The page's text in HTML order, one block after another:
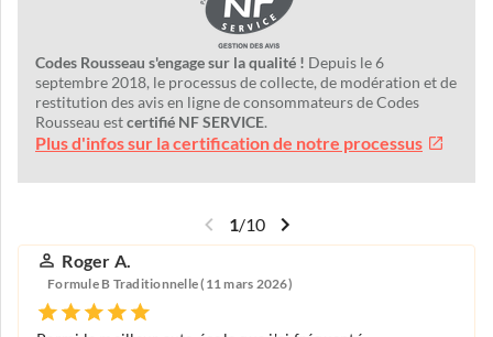
Codes Rousseau s'engage sur la qualité ! Depuis le 6
septembre 2018, le processus de collecte, de modération et de
restitution des avis en ligne de consommateurs de Codes
Rousseau estcertifié NF SERVICE.
Plus d'infos sur la certification de notre processus
1/10
Roger A.
Formule B Traditionnelle (11 mars 2026)